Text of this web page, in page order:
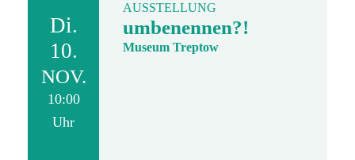
Di.
10.
NOV.
10:00
Uhr
AUSSTELLUNG
umbenennen?!
Museum Treptow